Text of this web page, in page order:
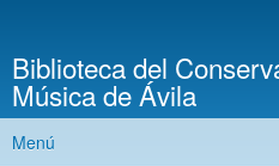
principal
Biblioteca del
Música de Ávila
Menú principal
Menú